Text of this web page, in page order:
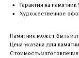
Гарантия на памятник
Художественное
Памятник может быть
Цена указана для
Стоимость